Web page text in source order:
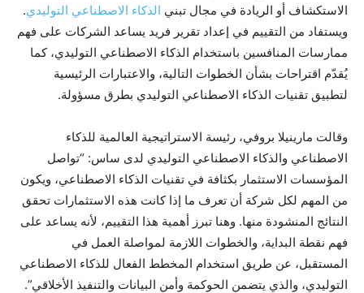
الاستكشاف أو الريادة في مجال تبني الذكاء الاصطناعي التوليدي.
ويستفاد من التقييم في إعداد تقرير فريد يساعد الشركات على فهم
ممارسات المنافسين باستخدام الذكاء الاصطناعي التوليدي، كما
يُقدّم اقتراحات بشأن الخطوات التالية، والاعتبارات الرئيسية
لتطبيق تقنيات الذكاء الاصطناعي التوليدي بطرق مسؤولة.
وقالت مارينيلا بروفي، رئيسة الاستراتيجية العالمية للذكاء
الاصطناعي والذكاء الاصطناعي التوليدي لدى ساس: “تواصل
المؤسسات الاستثمار بكثافة في تقنيات الذكاء الاصطناعي، ويكون
من المهم لكل شركة أن تعرف ما إذا كانت هذه الاستثمارات تحقق
النتائج المنشودة منها. وهنا تبرز أهمية هذا التقييم، لأنه يساعد على
فهم نقطة البداية، والخطوات اللازمة لمواصلة العمل في
المستقبل، عن طريق استخدام المخطط الفعال للذكاء الاصطناعي
التوليدي، والذي يتضمن الحوكمة وأمن البيانات والتنفيذ الأخلاقي”.